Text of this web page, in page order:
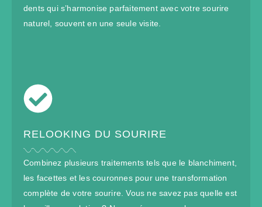
dents qui s’harmonise parfaitement avec votre sourire
naturel, souvent en une seule visite.
RELOOKING DU SOURIRE
Combinez plusieurs traitements tels que le blanchiment,
les facettes et les couronnes pour une transformation
complète de votre sourire. Vous ne savez pas quelle est